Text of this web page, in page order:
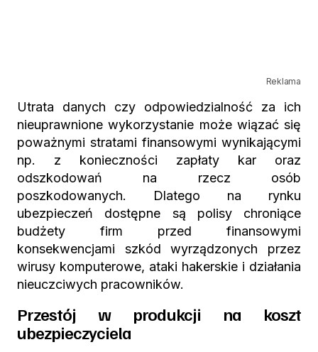
Reklama
Utrata danych czy odpowiedzialność za ich
nieuprawnione wykorzystanie może wiązać się
poważnymi stratami finansowymi wynikającymi
np. z konieczności zapłaty kar oraz
odszkodowań na rzecz osób
poszkodowanych. Dlatego na rynku
ubezpieczeń dostępne są polisy chroniące
budżety firm przed finansowymi
konsekwencjami szkód wyrządzonych przez
wirusy komputerowe, ataki hakerskie i działania
nieuczciwych pracowników.
Przestój w produkcji na koszt
ubezpieczyciela